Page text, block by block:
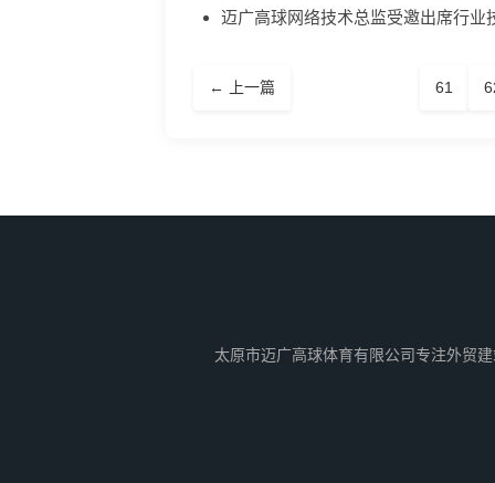
迈广高球网络技术总监受邀出席行业
← 上一篇 61
太原市迈广高球体育有限公司专注外贸